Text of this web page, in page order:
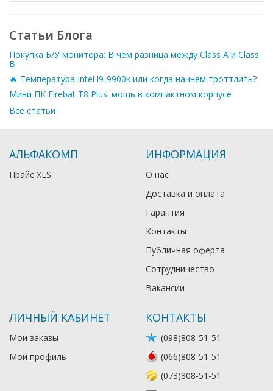
Статьи Блога
Покупка Б/У монитора: В чем разница между Class A и Class
B
🔥 Температура Intel i9-9900k или когда начнем троттлить?
Мини ПК Firebat T8 Plus: мощь в компактном корпусе
Все статьи
АЛЬФАКОМП
Прайс XLS
ИНФОРМАЦИЯ
О нас
Доставка и оплата
Гарантия
Контакты
Публичная оферта
Сотрудничество
Вакансии
ЛИЧНЫЙ КАБИНЕТ
Мои заказы
Мой профиль
КОНТАКТЫ
(098)808-51-51
(066)808-51-51
(073)808-51-51